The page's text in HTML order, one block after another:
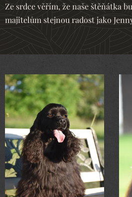
Ze srdce věřím, že naše štěňátka
majitelům stejnou radost jako